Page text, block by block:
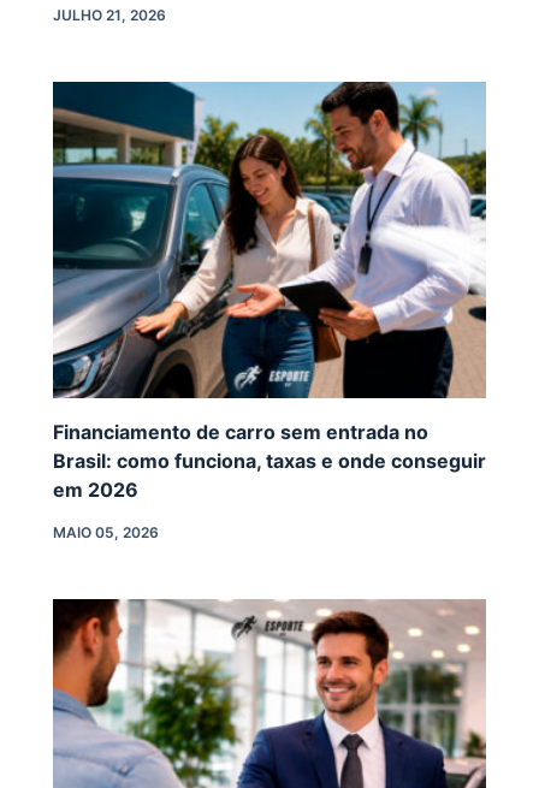
JULHO 21, 2026
Financiamento de carro sem entrada no
Brasil: como funciona, taxas e onde conseguir
em 2026
MAIO 05, 2026